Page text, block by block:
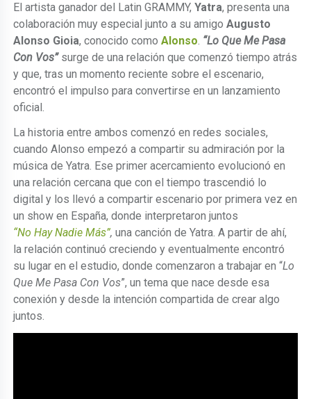
El artista ganador del Latin GRAMMY,Yatra, presenta una
colaboración muy especial junto a su amigoAugusto
Alonso Gioia, conocido comoAlonso. “Lo Que Me Pasa
Con Vos”surge de una relación que comenzó tiempo atrás
y que, tras un momento reciente sobre el escenario,
encontró el impulso para convertirse en un lanzamiento
oficial.
La historia entre ambos comenzó en redes sociales,
cuando Alonso empezó a compartir su admiración por la
música de Yatra. Ese primer acercamiento evolucionó en
una relación cercana que con el tiempo trascendió lo
digital y los llevó a compartir escenario por primera vez en
un show en España, donde interpretaron juntos
“No Hay Nadie Más”, una canción de Yatra. A partir de ahí,
la relación continuó creciendo y eventualmente encontró
su lugar en el estudio, donde comenzaron a trabajar en “Lo
Que Me Pasa Con Vos”, un tema que nace desde esa
conexión y desde la intención compartida de crear algo
juntos.